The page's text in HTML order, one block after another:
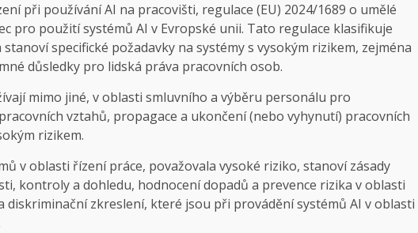
při používání AI na pracovišti, regulace (EU) 2024/1689 o umělé
pro použití systémů AI v Evropské unii. Tato regulace klasifikuje
specifické požadavky na systémy s vysokým rizikem, zejména
důsledky pro lidská práva pracovních osob.
mimo jiné, v oblasti smluvního a výběru personálu pro
vztahů, propagace a ukončení (nebo vyhynutí) pracovních
rizikem.
v oblasti řízení práce, považovala vysoké riziko, stanoví zásady
kontroly a dohledu, hodnocení dopadů a prevence rizika v oblasti
diskriminační zkreslení, které jsou při provádění systémů AI v oblasti